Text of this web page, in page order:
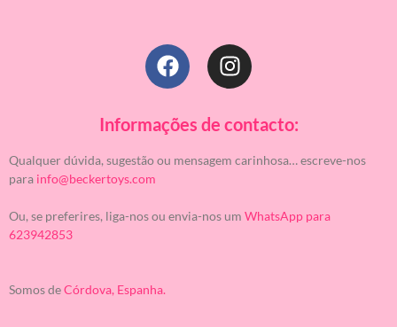
Informações de contacto:
Qualquer dúvida, sugestão ou mensagem carinhosa… escreve-nos
para info@beckertoys.com
Ou, se preferires, liga-nos ou envia-nos um WhatsApp para
623942853
Somos deCórdova, Espanha.